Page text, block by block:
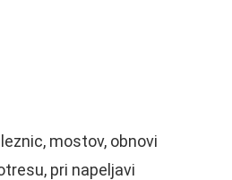
mostov, obnovi
pri napeljavi